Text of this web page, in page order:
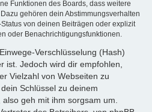
Funktionen des Boards, dass weitere
gehören dein Abstimmungsverhalten
von deinen Beiträgen oder explizit
oder Benachrichtigungsfunktionen.
Verschlüsselung (Hash)
ist. Jedoch wird dir empfohlen,
Vielzahl von Webseiten zu
Schlüssel zu deinem
geh mit ihm sorgsam um.